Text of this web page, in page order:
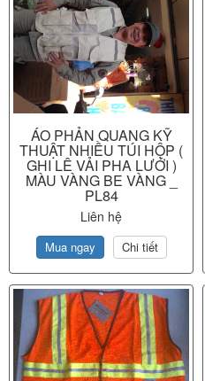
ÁO PHẢN QUANG KỸ
THUẬT NHIỀU TÚI HỘP (
GHI LÊ VẢI PHA LƯỚI )
MÀU VÀNG BE VÀNG _
PL84
Liên hệ
Mua ngay Chi tiết